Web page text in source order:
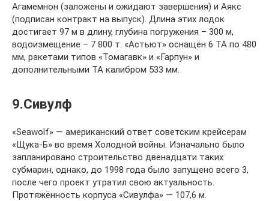
Агамемнон (заложены и ожидают завершения) и Аякс
(подписан контракт на выпуск). Длина этих лодок
достигает 97 м в длину, глубина погружения – 300 м,
водоизмещение – 7 800 т. «Астьют» оснащён 6 ТА по 480
мм, ракетами типов «Томагавк» и «Гарпун» и
дополнительными ТА калибром 533 мм.
9.Сивулф
«Seawolf» — американский ответ советским крейсерам
«Щука-Б» во время Холодной войны. Изначально было
запланировано строительство двенадцати таких
субмарин, однако, до 1998 года было запущено всего 3,
после чего проект утратил свою актуальность.
Протяжённость корпуса «Сивулфа» — 107,6 м.